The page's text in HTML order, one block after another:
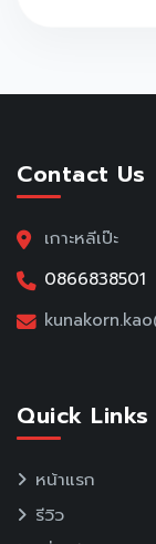
Contact Us
เกาะหลีเป๊ะ
0866838501
Quick Links
หน้าแรก
รีวิว